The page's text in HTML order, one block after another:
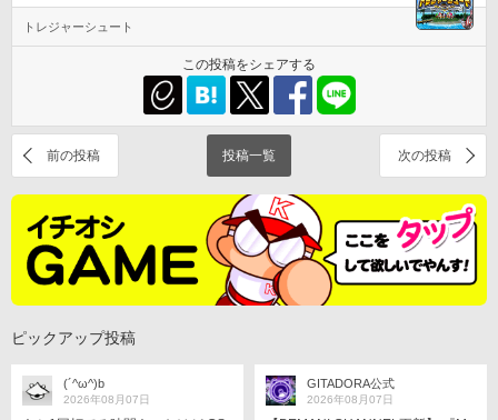
トレジャーシュート
この投稿をシェアする
前の投稿 投稿一覧 次の投稿
ピックアップ投稿
(´^ω^)b
2026年08月07日
GITADORA公式
2026年08月07日